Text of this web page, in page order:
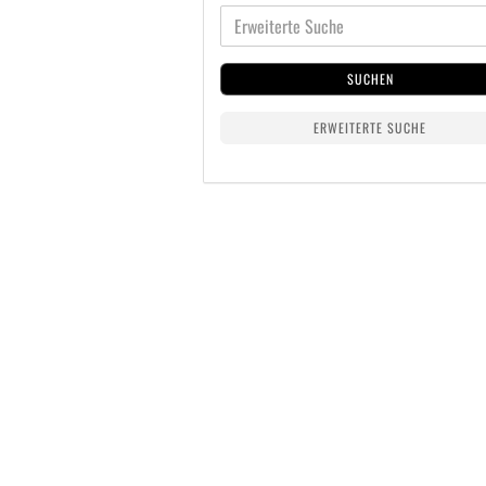
SUCHEN
ERWEITERTE SUCHE